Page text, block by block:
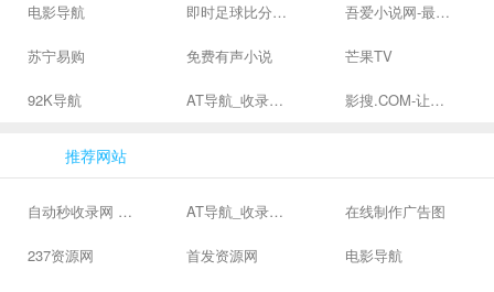
电影导航 即时足球比分直播-精准赛程赛果及角球数查询 | 让足球滚一会 吾爱小说网-最新热门免费小说阅读
苏宁易购 免费有声小说 芒果TV
92K导航 AT导航_收录网_免费收录网站_自动收录网_秒收录 影搜.COM-让影视搜索变得简单
推荐网站
自动秒收录网 - 自动秒收录-网站收录-收录网站-网址收录-秒收录 AT导航_收录网_免费收录网站_自动收录网_秒收录 在线制作广告图
237资源网 首发资源网 电影导航